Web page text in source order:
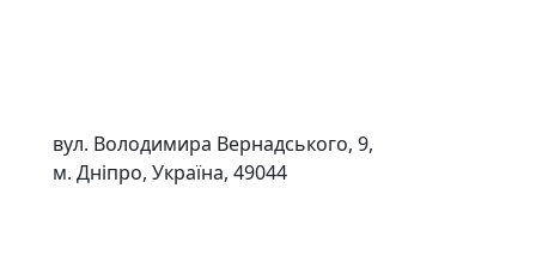
вул. Володимира Вернадського, 9,
м. Дніпро, Україна, 49044